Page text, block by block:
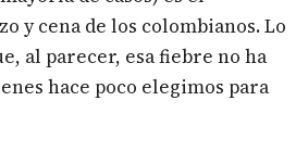
y cena de los colombianos. Lo
al parecer, esa fiebre no ha
hace poco elegimos para